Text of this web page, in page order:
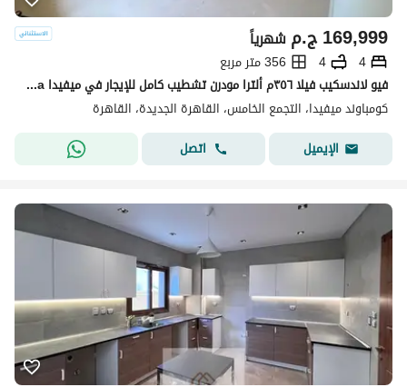
ج.م169,999 شهرياً
4
4
356 متر مربع
فيو لاندسكيب فيلا ٣٥٦م ألترا مودرن تشطيب كامل للإيجار في ميفيدا Mivida التجمع الخامس بالقرب من الجامعة الأمريكية AUC القاهرة الجديدة New Cairo إعمار
كومباوند ميفيدا، التجمع الخامس، القاهرة الجديدة، القاهرة
الإيميل
اتصل